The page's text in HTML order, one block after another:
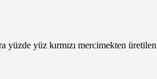
yüzde yüz kırmızı mercimekten